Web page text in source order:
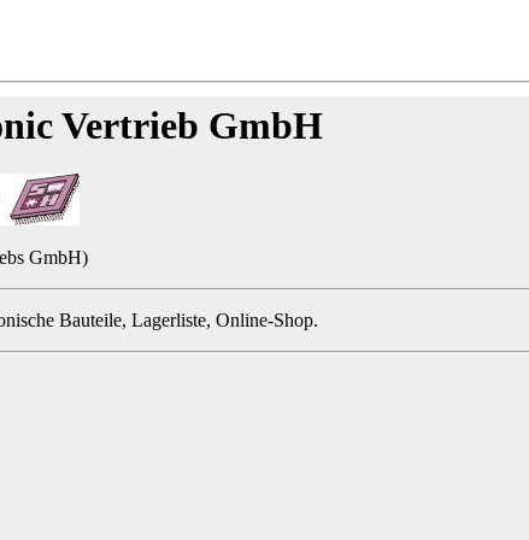
Vertrieb GmbH
GmbH)
Bauteile, Lagerliste, Online-Shop.